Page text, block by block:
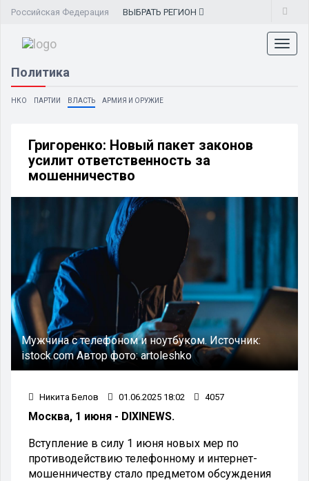
Российская Федерация ВЫБРАТЬ РЕГИОН
Политика
НКО ПАРТИИ ВЛАСТЬ АРМИЯ И ОРУЖИЕ
Григоренко: Новый пакет законов
усилит ответственность за
мошенничество
Мужчина с телефоном и ноутбуком.Источник:
istock.comАвтор фото:artoleshko
Никита Белов 01.06.2025 18:02 4057
Москва, 1 июня - DIXINEWS.
Вступление в силу 1 июня новых мер по
противодействию телефонному и интернет-
мошенничеству стало предметом обсуждения